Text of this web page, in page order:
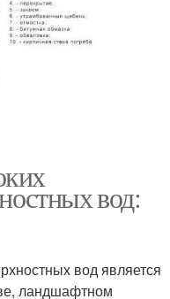
вод:
вод является
ландшафтном